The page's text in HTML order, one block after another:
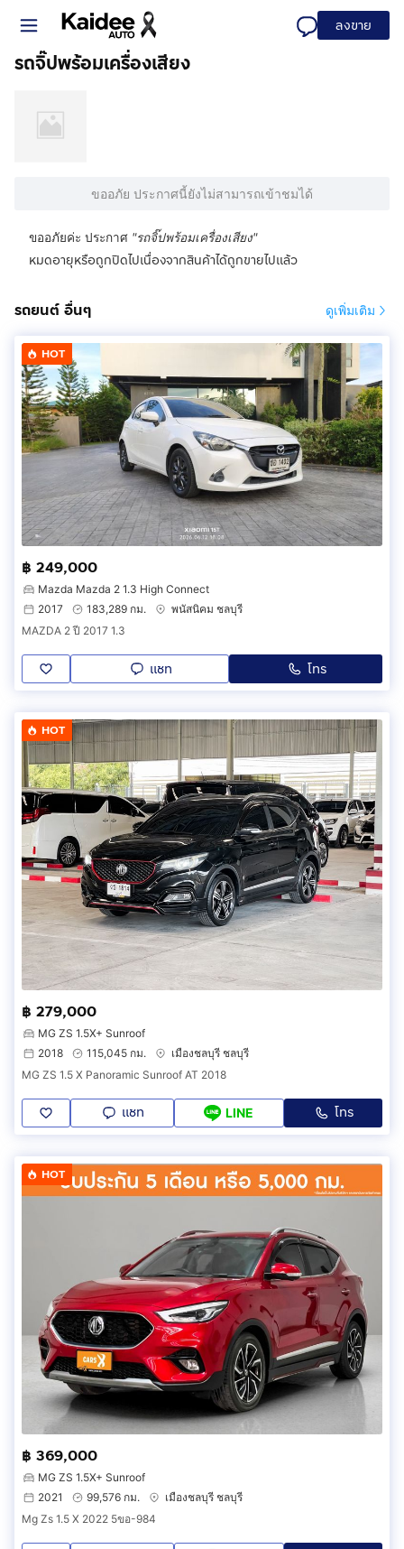
ลงขาย
รถจิ๊ปพร้อมเครื่องเสียง
ขออภัย ประกาศนี้ยังไม่สามารถเข้าชมได้
ขออภัยค่ะ ประกาศ "รถจิ๊ปพร้อมเครื่องเสียง"
หมดอายุหรือถูกปิดไปเนื่องจากสินค้าได้ถูกขายไปแล้ว
รถยนต์ อื่นๆ ดูเพิ่มเติม
HOT
฿ 249,000
Mazda Mazda 2 1.3 High Connect
2017
183,289 กม.
พนัสนิคม ชลบุรี
MAZDA 2 ปี 2017 1.3
แชท โทร
HOT
฿ 279,000
MG ZS 1.5X+ Sunroof
2018
115,045 กม.
เมืองชลบุรี ชลบุรี
MG ZS 1.5 X Panoramic Sunroof AT 2018
แชท LINE โทร
HOT
฿ 369,000
MG ZS 1.5X+ Sunroof
2021
99,576 กม.
เมืองชลบุรี ชลบุรี
Mg Zs 1.5 X 2022 5ขอ-984